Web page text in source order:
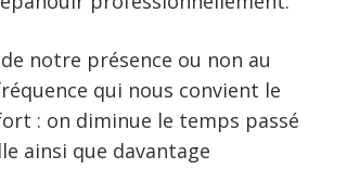
notre présence ou non au
qui nous convient le
: on diminue le temps passé
ainsi que davantage